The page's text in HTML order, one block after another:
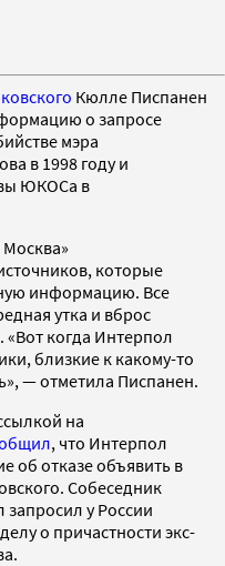
Кюлле Писпанен
о запросе
мэра
в 1998 году и
ЮКОСа в
которые
информацию. Все
утка и вброс
«Вот когда Интерпол
близкие к какому-то
— отметила Писпанен.
на
, что Интерпол
об отказе объявить в
Собеседник
запросил у России
о причастности экс-